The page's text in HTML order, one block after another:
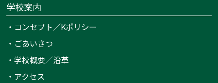
学校案内
・ コンセプト／Kポリシー
・ ごあいさつ
・学校概要／沿革
・ アクセス